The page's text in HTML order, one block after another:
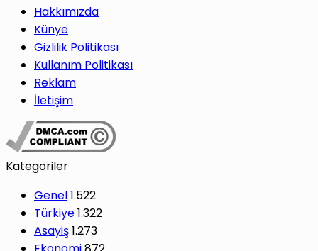
Hakkımızda
Künye
Gizlilik Politikası
Kullanım Politikası
Reklam
İletişim
Kategoriler
Genel1.522
Türkiye1.322
Asayiş1.273